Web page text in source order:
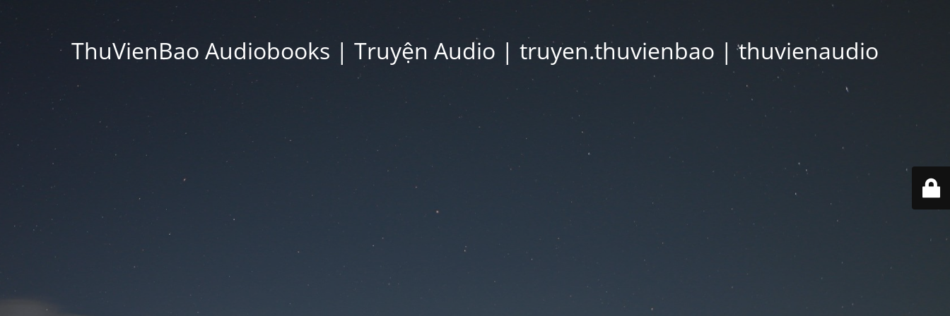
ThuVienBao Audiobooks | Truyện Audio | truyen.thuvienbao | thuvienaudio